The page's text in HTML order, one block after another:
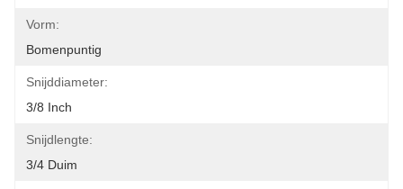
Vorm:
Bomenpuntig
Snijddiameter:
3/8 Inch
Snijdlengte:
3/4 Duim